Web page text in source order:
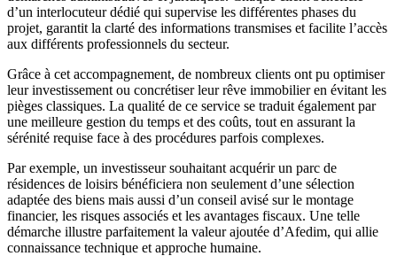
d’un interlocuteur dédié qui supervise les différentes phases du
projet, garantit la clarté des informations transmises et facilite l’accès
aux différents professionnels du secteur.
Grâce à cet accompagnement, de nombreux clients ont pu optimiser
leur investissement ou concrétiser leur rêve immobilier en évitant les
pièges classiques. La qualité de ce service se traduit également par
une meilleure gestion du temps et des coûts, tout en assurant la
sérénité requise face à des procédures parfois complexes.
Par exemple, un investisseur souhaitant acquérir un parc de
résidences de loisirs bénéficiera non seulement d’une sélection
adaptée des biens mais aussi d’un conseil avisé sur le montage
financier, les risques associés et les avantages fiscaux. Une telle
démarche illustre parfaitement la valeur ajoutée d’Afedim, qui allie
connaissance technique et approche humaine.